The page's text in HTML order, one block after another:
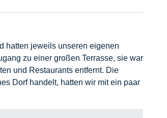
hatten jeweils unseren eigenen
zu einer großen Terrasse, sie war
und Restaurants entfernt. Die
Dorf handelt, hatten wir mit ein paar